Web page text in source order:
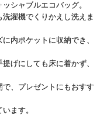
シャブルエコバッグ。
濯機でくりかえし洗えま
内ポケットに収納でき、
げにしても床に着かず、
、プレゼントにもおすす
ます。